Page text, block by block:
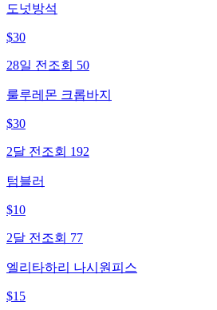
도넛방석
$30
28일 전 조회 50
룰루레몬 크롭바지
$30
2달 전 조회 192
텀블러
$10
2달 전 조회 77
엘리타하리 나시원피스
$15